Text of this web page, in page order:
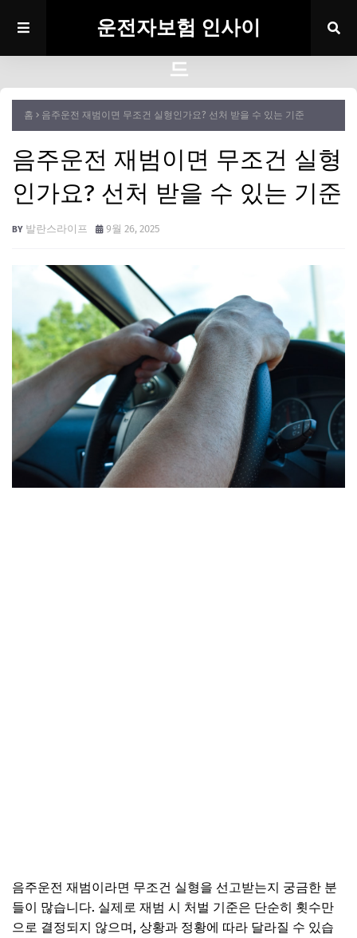
운전자보험 인사이
드
홈 음주운전 재범이면 무조건 실형인가요? 선처 받을 수 있는 기준
음주운전 재범이면 무조건 실형
인가요? 선처 받을 수 있는 기준
발란스라이프 9월 26, 2025
음주운전 재범이라면 무조건 실형을 선고받는지 궁금한 분
들이 많습니다. 실제로 재범 시 처벌 기준은 단순히 횟수만
으로 결정되지 않으며, 상황과 정황에 따라 달라질 수 있습